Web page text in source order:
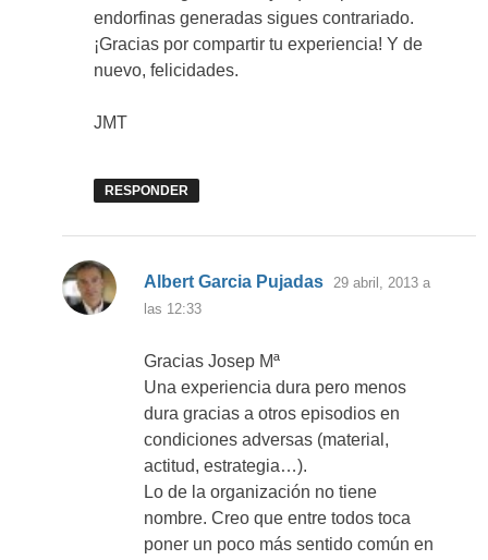
endorfinas generadas sigues contrariado.
¡Gracias por compartir tu experiencia! Y de
nuevo, felicidades.
JMT
RESPONDER
Albert Garcia Pujadas dice:
29 abril, 2013 a
las 12:33
Gracias Josep Mª
Una experiencia dura pero menos
dura gracias a otros episodios en
condiciones adversas (material,
actitud, estrategia…).
Lo de la organización no tiene
nombre. Creo que entre todos toca
poner un poco más sentido común en